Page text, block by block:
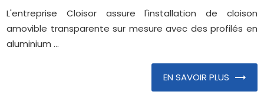
L'entreprise Cloisor assure l'installation de cloison
amovible transparente sur mesure avec des profilés en
aluminium ...
EN SAVOIR PLUS